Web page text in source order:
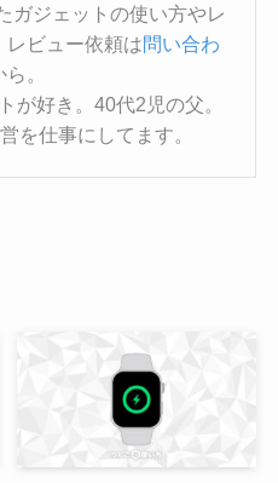
ガジェットの使い方やレ
レビュー依頼は問い合わ
ら。
が好き。40代2児の父。
を仕事にしてます。